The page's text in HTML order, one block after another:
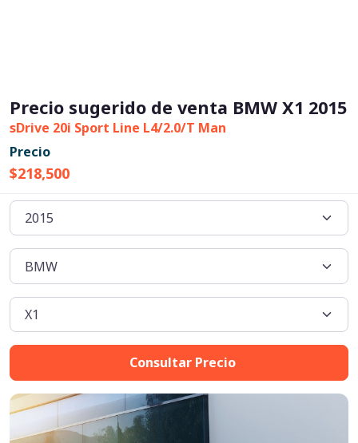
Precio sugerido de venta BMW X1 2015
sDrive 20i Sport Line L4/2.0/T Man
Precio
$218,500
Consultar Precio